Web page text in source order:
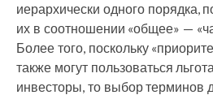
иерархически одного порядка,
их в соотношении «общее» —
Более того, поскольку
также могут пользоваться
инвесторы, то выбор терминов